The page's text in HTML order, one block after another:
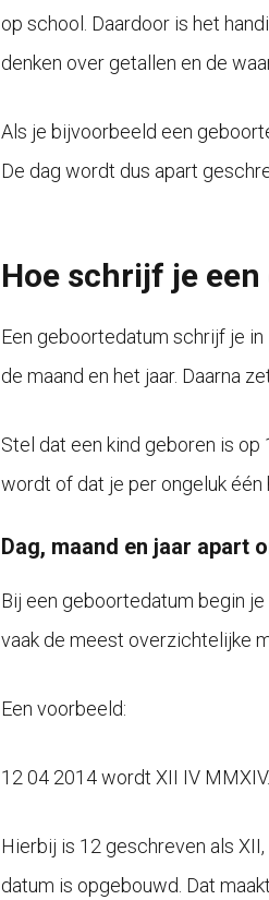
op school. Daardoor is het
denken over getallen en de
Als je bijvoorbeeld een
De dag wordt dus apart
Hoe schrijf je
Een geboortedatum schrijf je
de maand en het jaar. Daarna
Stel dat een kind geboren is
wordt of dat je per ongeluk één
Dag, maand en jaar apart
Bij een geboortedatum begin
vaak de meest overzichtelijke
Een voorbeeld:
12 04 2014 wordt XII IV MMXIV.
Hierbij is 12 geschreven als
datum is opgebouwd. Dat